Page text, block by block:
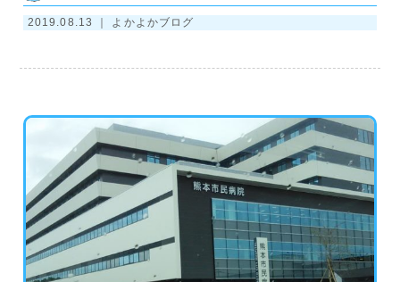
2019.08.13 ｜ よかよかブログ